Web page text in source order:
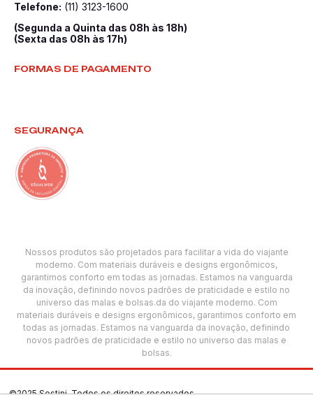
Telefone: (11) 3123-1600
(Segunda a Quinta das 08h às 18h)
(Sexta das 08h às 17h)
FORMAS DE PAGAMENTO
SEGURANÇA
Nossos produtos são projetados para facilitar a vida do viajante
moderno. Com materiais duráveis e designs ergonômicos,
garantimos conforto em todas as jornadas. Estamos na vanguarda
da inovação, definindo novos padrões de praticidade e estilo no
universo das malas e bolsas.da do viajante moderno. Com
materiais duráveis e designs ergonômicos, garantimos conforto em
todas as jornadas. Estamos na vanguarda da inovação, definindo
novos padrões de praticidade e estilo no universo das malas e
bolsas.
©2025 Sestini. Todos os direitos reservados.